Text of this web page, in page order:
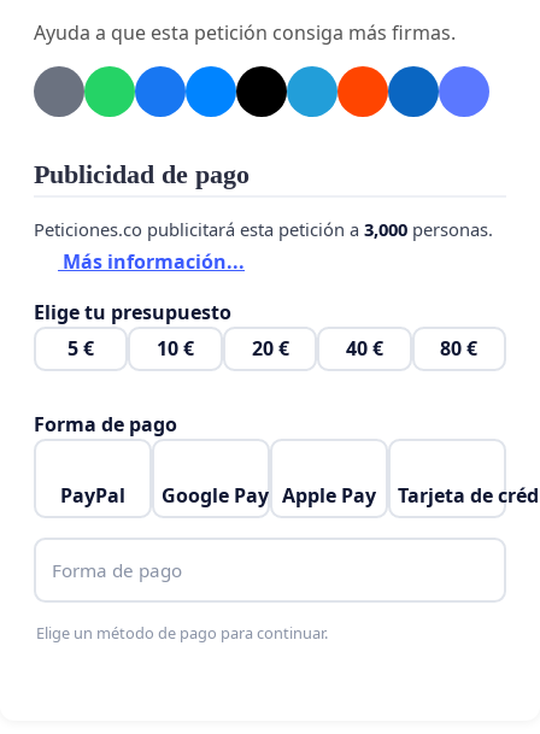
Ayuda a que esta petición consiga más firmas.
Publicidad de pago
Peticiones.co publicitará esta petición a 3,000 personas.
Más información...
Elige tu presupuesto
5 €
10 € 20 € 40 € 80 €
Forma de pago
PayPal Google Pay Apple Pay Tarjeta de
Forma de pago
Elige un método de pago para continuar.